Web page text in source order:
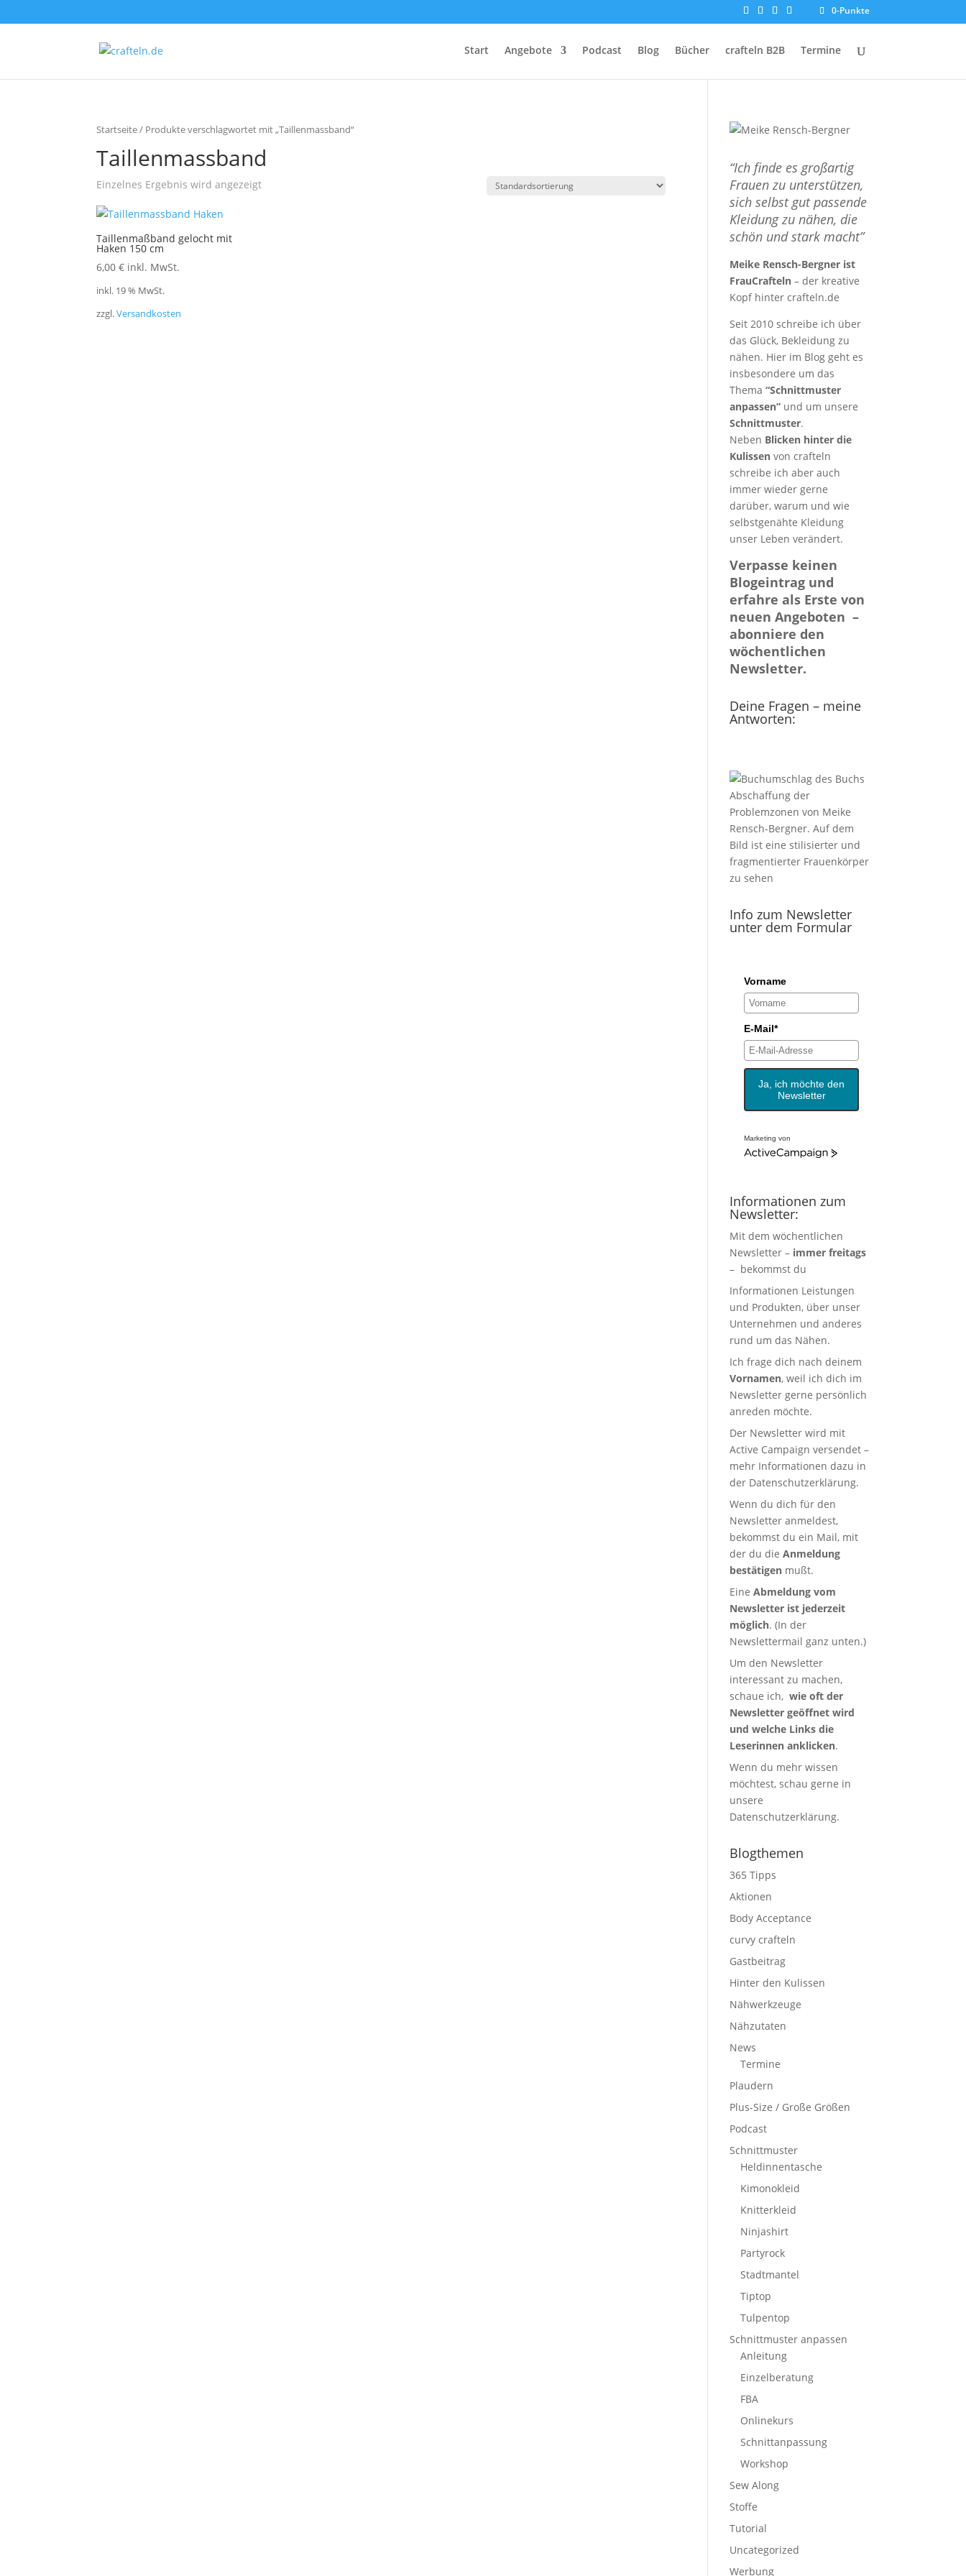
0-Punkte
Start Angebote Podcast Blog Bücher crafteln B2B Termine
Startseite/ Produkte verschlagwortet mit „Taillenmassband“
Taillenmassband
Einzelnes Ergebnis wird angezeigt
Taillenmaßband gelocht mit
Haken 150 cm
6,00€ inkl. MwSt.
inkl. 19 % MwSt.
zzgl.Versandkosten
“Ich finde es großartig
Frauen zu unterstützen,
sich selbst gut passende
Kleidung zu nähen, die
schön und stark macht”
Meike Rensch-Bergner ist
FrauCrafteln – der kreative
Kopf hinter crafteln.de
Seit 2010 schreibe ich über
das Glück, Bekleidung zu
nähen. Hier im Blog geht es
insbesondere um das
Thema“Schnittmuster
anpassen” und um unsere
Schnittmuster.
Neben Blicken hinter die
Kulissen von crafteln
schreibe ich aber auch
immer wieder gerne
darüber, warum und wie
selbstgenähte Kleidung
unser Leben verändert.
Verpasse keinen
Blogeintrag und
erfahre als Erste von
neuen Angeboten –
abonniere den
wöchentlichen
Newsletter.
Deine Fragen – meine
Antworten:
Info zum Newsletter
unter dem Formular
Vorname
E-Mail*
Ja, ich möchte den
Newsletter
Marketing von
Informationen zum
Newsletter:
Mit dem wöchentlichen
Newsletter – immer freitags
– bekommst du
Informationen Leistungen
und Produkten, über unser
Unternehmen und anderes
rund um das Nähen.
Ich frage dich nach deinem
Vornamen, weil ich dich im
Newsletter gerne persönlich
anreden möchte.
Der Newsletter wird mit
Active Campaign versendet –
mehr Informationen dazu in
der Datenschutzerklärung.
Wenn du dich für den
Newsletter anmeldest,
bekommst du ein Mail, mit
der du dieAnmeldung
bestätigen mußt.
EineAbmeldung vom
Newsletter ist jederzeit
möglich. (In der
Newslettermail ganz unten.)
Um den Newsletter
interessant zu machen,
schaue ich,wie oft der
Newsletter geöffnet wird
und welche Links die
Leserinnen anklicken.
Wenn du mehr wissen
möchtest, schau gerne in
unsere
Datenschutzerklärung.
Blogthemen
365 Tipps
Aktionen
Body Acceptance
curvy crafteln
Gastbeitrag
Hinter den Kulissen
Nähwerkzeuge
Nähzutaten
News
Termine
Plaudern
Plus-Size / Große Größen
Podcast
Schnittmuster
Heldinnentasche
Kimonokleid
Knitterkleid
Ninjashirt
Partyrock
Stadtmantel
Tiptop
Tulpentop
Schnittmuster anpassen
Anleitung
Einzelberatung
FBA
Onlinekurs
Schnittanpassung
Workshop
Sew Along
Stoffe
Tutorial
Uncategorized
Werbung